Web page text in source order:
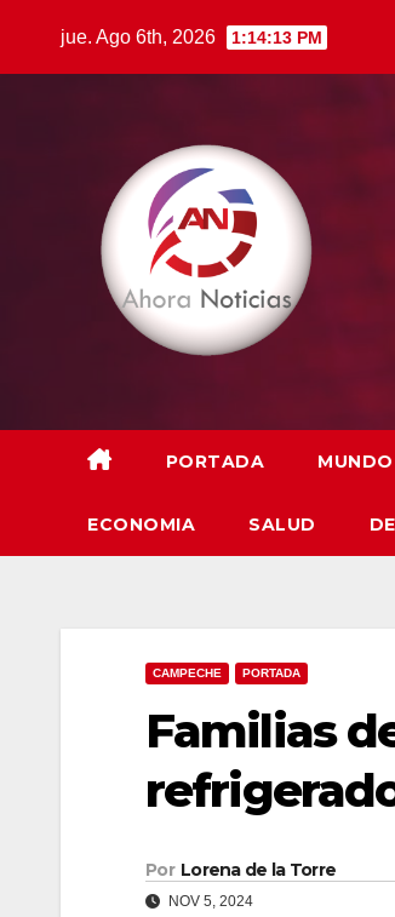
jue. Ago 6th, 2026 1:14:14 PM
PORTADA MUNDO
ECONOMIA SALUD
CAMPECHE PORTADA
Familias
Por Lorena de la Torre
NOV 5, 2024